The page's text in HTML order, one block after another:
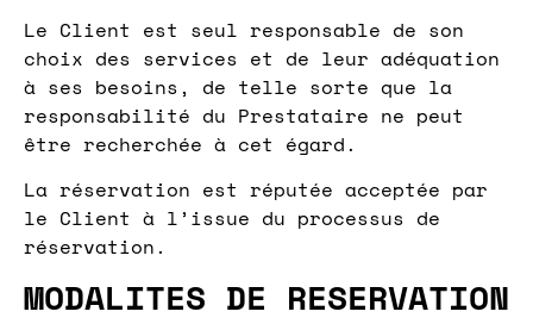
Le Client est seul responsable de son
choix des services et de leur adéquation
à ses besoins, de telle sorte que la
responsabilité du Prestataire ne peut
être recherchée à cet égard.
La réservation est réputée acceptée par
le Client à l’issue du processus de
réservation.
MODALITES DE RESERVATION